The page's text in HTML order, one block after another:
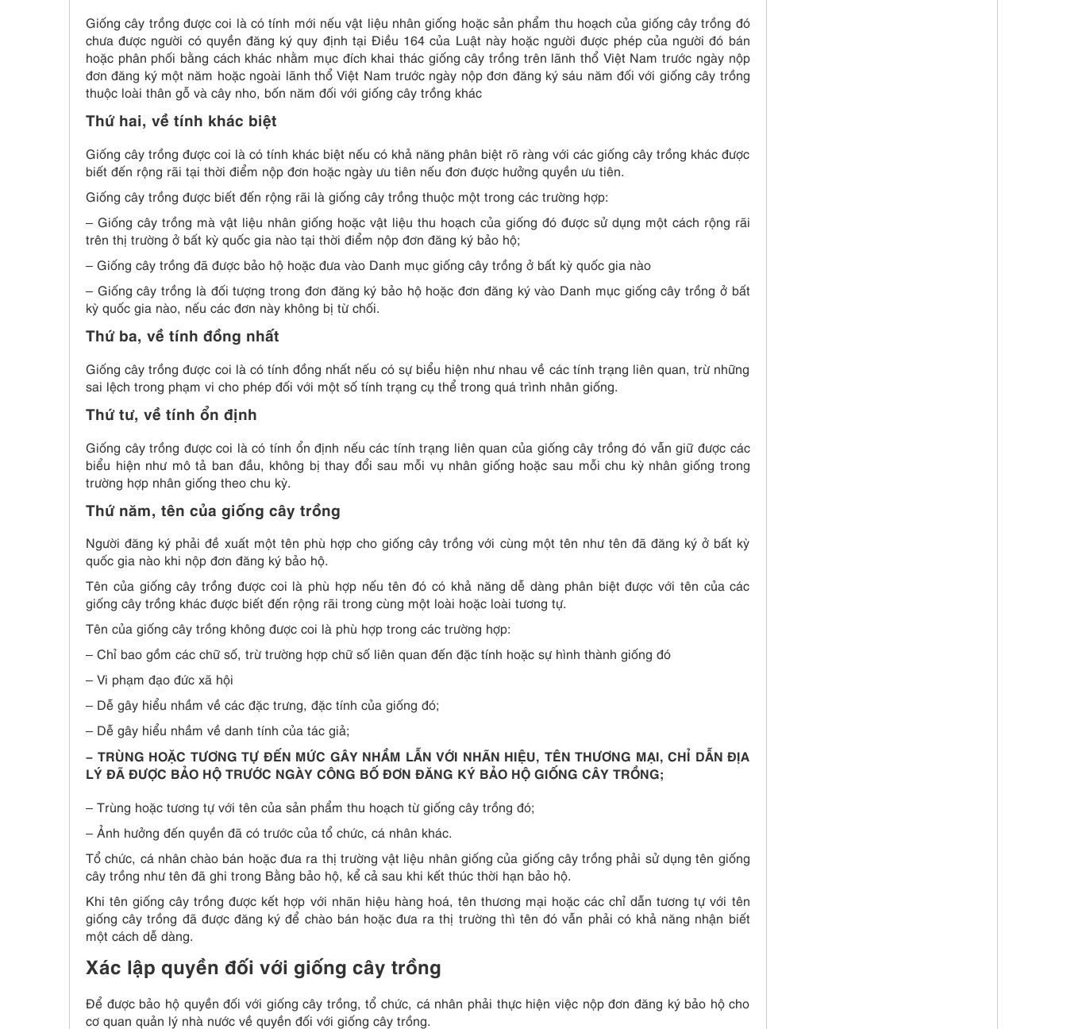
Giống cây trồng được coi là có tính mới nếu vật liệu nhân giống hoặc sản phẩm thu hoạch của giống cây trồng đó
chưa được người có quyền đăng ký quy định tại Điều 164 của Luật này hoặc người được phép của người đó bán
hoặc phân phối bằng cách khác nhằm mục đích khai thác giống cây trồng trên lãnh thổ Việt Nam trước ngày nộp
đơn đăng ký một năm hoặc ngoài lãnh thổ Việt Nam trước ngày nộp đơn đăng ký sáu năm đối với giống cây trồng
thuộc loài thân gỗ và cây nho, bốn năm đối với giống cây trồng khác
Thứ hai, về tính khác biệt
Giống cây trồng được coi là có tính khác biệt nếu có khả năng phân biệt rõ ràng với các giống cây trồng khác được
biết đến rộng rãi tại thời điểm nộp đơn hoặc ngày ưu tiên nếu đơn được hưởng quyền ưu tiên.
Giống cây trồng được biết đến rộng rãi là giống cây trồng thuộc một trong các trường hợp:
– Giống cây trồng mà vật liệu nhân giống hoặc vật liệu thu hoạch của giống đó được sử dụng một cách rộng rãi
trên thị trường ở bất kỳ quốc gia nào tại thời điểm nộp đơn đăng ký bảo hộ;
– Giống cây trồng đã được bảo hộ hoặc đưa vào Danh mục giống cây trồng ở bất kỳ quốc gia nào
– Giống cây trồng là đối tượng trong đơn đăng ký bảo hộ hoặc đơn đăng ký vào Danh mục giống cây trồng ở bất
kỳ quốc gia nào, nếu các đơn này không bị từ chối.
Thứ ba, về tính đồng nhất
Giống cây trồng được coi là có tính đồng nhất nếu có sự biểu hiện như nhau về các tính trạng liên quan, trừ những
sai lệch trong phạm vi cho phép đối với một số tính trạng cụ thể trong quá trình nhân giống.
Thứ tư, về tính ổn định
Giống cây trồng được coi là có tính ổn định nếu các tính trạng liên quan của giống cây trồng đó vẫn giữ được các
biểu hiện như mô tả ban đầu, không bị thay đổi sau mỗi vụ nhân giống hoặc sau mỗi chu kỳ nhân giống trong
trường hợp nhân giống theo chu kỳ.
Thứ năm, tên của giống cây trồng
Người đăng ký phải đề xuất một tên phù hợp cho giống cây trồng với cùng một tên như tên đã đăng ký ở bất kỳ
quốc gia nào khi nộp đơn đăng ký bảo hộ.
Tên của giống cây trồng được coi là phù hợp nếu tên đó có khả năng dễ dàng phân biệt được với tên của các
giống cây trồng khác được biết đến rộng rãi trong cùng một loài hoặc loài tương tự.
Tên của giống cây trồng không được coi là phù hợp trong các trường hợp:
– Chỉ bao gồm các chữ số, trừ trường hợp chữ số liên quan đến đặc tính hoặc sự hình thành giống đó
– Vi phạm đạo đức xã hội
– Dễ gây hiểu nhầm về các đặc trưng, đặc tính của giống đó;
– Dễ gây hiểu nhầm về danh tính của tác giả;
– TRÙNG HOẶC TƯƠNG TỰ ĐẾN MỨC GÂY NHẦM LẪN VỚI NHÃN HIỆU, TÊN THƯƠNG MẠI, CHỈ DẪN ĐỊA
LÝ ĐÃ ĐƯỢC BẢO HỘ TRƯỚC NGÀY CÔNG BỐ ĐƠN ĐĂNG KÝ BẢO HỘ GIỐNG CÂY TRỒNG;
– Trùng hoặc tương tự với tên của sản phẩm thu hoạch từ giống cây trồng đó;
– Ảnh hưởng đến quyền đã có trước của tổ chức, cá nhân khác.
Tổ chức, cá nhân chào bán hoặc đưa ra thị trường vật liệu nhân giống của giống cây trồng phải sử dụng tên giống
cây trồng như tên đã ghi trong Bằng bảo hộ, kể cả sau khi kết thúc thời hạn bảo hộ.
Khi tên giống cây trồng được kết hợp với nhãn hiệu hàng hoá, tên thương mại hoặc các chỉ dẫn tương tự với tên
giống cây trồng đã được đăng ký để chào bán hoặc đưa ra thị trường thì tên đó vẫn phải có khả năng nhận biết
một cách dễ dàng.
Xác lập quyền đối với giống cây trồng
Để được bảo hộ quyền đối với giống cây trồng, tổ chức, cá nhân phải thực hiện việc nộp đơn đăng ký bảo hộ cho
cơ quan quản lý nhà nước về quyền đối với giống cây trồng.